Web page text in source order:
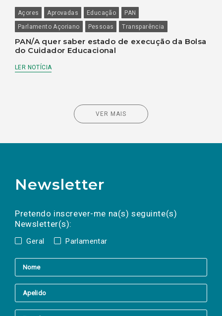
Açores Aprovadas Educação
PAN
Parlamento Açoriano
Pessoas Transparência
PAN/A quer saber estado de execução da Bolsa
do Cuidador Educacional
LER NOTÍCIA
VER MAIS
Newsletter
Pretendo inscrever-me na(s) seguinte(s)
Newsletter(s):
Geral Parlamentar
a(s) newsletter(s).
mail